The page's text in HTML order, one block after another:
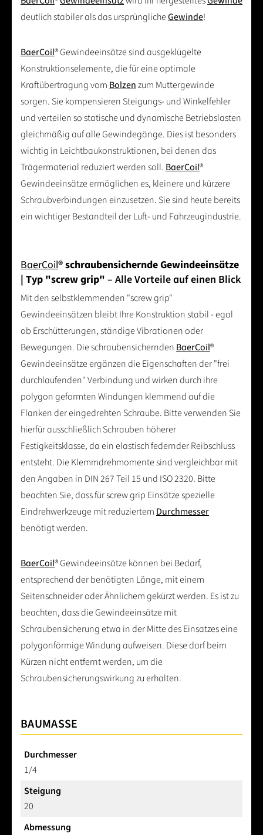
deutlich stabiler als das ursprünglicheGewinde!
BaerCoil® Gewindeeinsätze sind ausgeklügelte
Konstruktionselemente, die für eine optimale
Kraftübertragung vom Bolzenzum Muttergewinde
sorgen. Sie kompensieren Steigungs- und Winkelfehler
und verteilen so statische und dynamische Betriebslasten
gleichmäßig auf alle Gewindegänge. Dies ist besonders
wichtig in Leichtbaukonstruktionen, bei denen das
Trägermaterial reduziert werden soll. BaerCoil®
Gewindeeinsätze ermöglichen es, kleinere und kürzere
Schraubverbindungen einzusetzen. Sie sind heute bereits
ein wichtiger Bestandteil der Luft- und Fahrzeugindustrie.
BaerCoil® schraubensichernde Gewindeeinsätze
| Typ "screw grip" – Alle Vorteile auf einen Blick
Mit den selbstklemmenden "screw grip"
Gewindeeinsätzen bleibt Ihre Konstruktion stabil - egal
ob Erschütterungen, ständige Vibrationen oder
Bewegungen. Die schraubensichernden BaerCoil®
Gewindeeinsätze ergänzen die Eigenschaften der "frei
durchlaufenden" Verbindung und wirken durch ihre
polygon geformten Windungen klemmend auf die
Flanken der eingedrehten Schraube. Bitte verwenden Sie
hierfür ausschließlich Schrauben höherer
Festigkeitsklasse, da ein elastisch federnder Reibschluss
entsteht. Die Klemmdrehmomente sind vergleichbar mit
den Angaben in DIN 267 Teil 15 und ISO 2320. Bitte
beachten Sie, dass für screw grip Einsätze spezielle
Eindrehwerkzeuge mit reduziertem Durchmesser
benötigt werden.
BaerCoil® Gewindeeinsätze können bei Bedarf,
entsprechend der benötigten Länge, mit einem
Seitenschneider oder Ähnlichem gekürzt werden. Es ist zu
beachten, dass die Gewindeeinsätze mit
Schraubensicherung etwa in der Mitte des Einsatzes eine
polygonförmige Windung aufweisen. Diese darf beim
Kürzen nicht entfernt werden, um die
Schraubensicherungswirkung zu erhalten.
BAUMASSE
Durchmesser
1/4
Steigung
20
Abmessung